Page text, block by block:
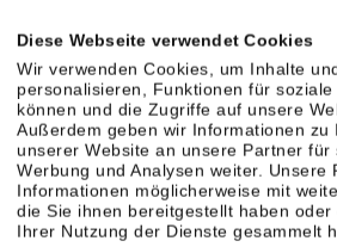
Diese Webseite verwendet Cookies
Wir verwenden Cookies, um Inhalte
personalisieren, Funktionen für
können und die Zugriffe auf unsere
Außerdem geben wir Informationen zu
unserer Website an unsere Partner für
Werbung und Analysen weiter. Unsere
Informationen möglicherweise mit
die Sie ihnen bereitgestellt haben oder
Ihrer Nutzung der Dienste gesammelt